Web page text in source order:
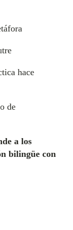
hace
de
a los
bilingüe con